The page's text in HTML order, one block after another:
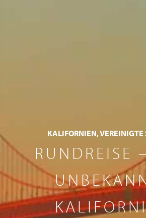
KALIFORNIEN, VEREINIGTE
RUNDREISE